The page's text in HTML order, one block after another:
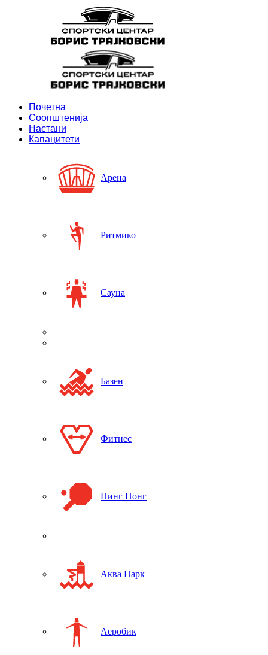
Почетна
Соопштенија
Настани
Капацитети
Арена
Ритмико
Сауна
Базен
Фитнес
Пинг Понг
Аква Парк
Аеробик